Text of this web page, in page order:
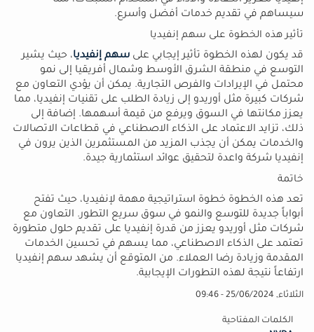
سيساهم في تقديم خدمات أفضل وأسرع.
تأثير هذه الخطوة على سهم إنفيديا
قد يكون لهذه الخطوة تأثير إيجابي على سهم إنفيديا، حيث يشير
التوسع في منطقة الشرق الأوسط وشمال أفريقيا إلى نمو
محتمل في الإيرادات والفرص التجارية. يمكن أن يؤدي التعاون مع
شركات كبيرة مثل أوريدو إلى زيادة الطلب على تقنيات إنفيديا، مما
يعزز مكانتها في السوق ويرفع من قيمة أسهمها. إضافة إلى
ذلك، تزايد الاعتماد على الذكاء الاصطناعي في قطاعات الاتصالات
والخدمات يمكن أن يجذب المزيد من المستثمرين الذين يرون في
إنفيديا شركة واعدة لتحقيق عوائد استثمارية جيدة.
خاتمة
تعد هذه الخطوة خطوة استراتيجية مهمة لإنفيديا، حيث تفتح
أبواباً جديدة للتوسع والنمو في سوق سريع التطور. التعاون مع
شركات مثل أوريدو يعزز من قدرة إنفيديا على تقديم حلول متطورة
تعتمد على الذكاء الاصطناعي، مما يسهم في تحسين الخدمات
المقدمة وزيادة رضا العملاء. من المتوقع أن يشهد سهم إنفيديا
ارتفاعاً نتيجة لهذه التطورات الإيجابية.
الثلاثاء, 25/06/2024 - 09:46
الكلمات المفتاحية